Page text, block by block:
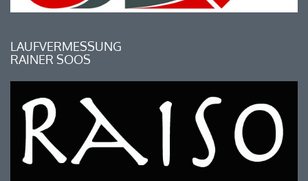
LAUFVERMESSUNG
RAINER SOOS